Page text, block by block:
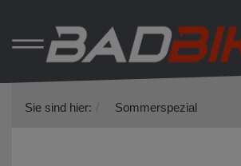
Sie sind hier: Sommerspezial